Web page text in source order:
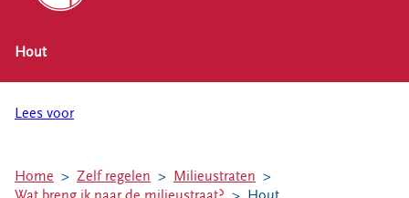
NL
Afval scheiden
Hout
Lees voor
Home Zelf regelen
Milieustraten